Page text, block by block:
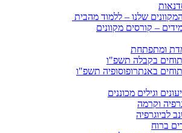
שלנו – ללמוד מהבית
– קורסים מקוונים
ומתפתחת
בקבלה תשפ"ו
באנתרופוסופיה תשפ"ו
וגילים מכוננים
וקרמה
לביוגרפיה
ברוח